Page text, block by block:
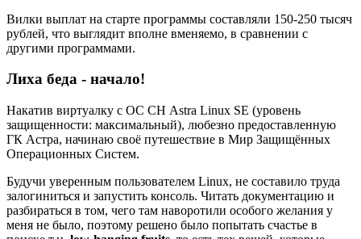
Вилки выплат на старте программы составляли 150-250 тысяч
рублей, что выглядит вполне вменяемо, в сравнении с
другими программами.
Лиха беда - начало!
Накатив виртуалку с ОС СН Astra Linux SE (уровень
защищенности: максимальный), любезно предоставленную
ГК Астра, начинаю своё путешествие в Мир Защищённых
Операционных Систем.
Будучи уверенным пользователем Linux, не составило труда
залогиниться и запустить консоль. Читать документацию и
разбираться в том, чего там наворотили особого желания у
меня не было, поэтому решено было попытать счастье в